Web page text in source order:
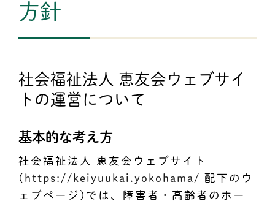
方針
社会福祉法人 恵友会ウェブサイ
トの運営について
基本的な考え方
社会福祉法人 恵友会ウェブサイト
( https://keiyuukai.yokohama/ 配下のウ
ェブページ)では、障害者・高齢者のホー